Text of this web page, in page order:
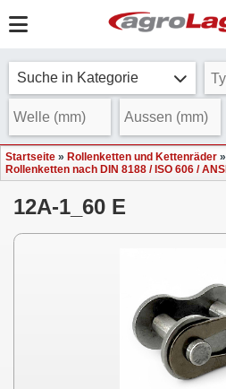
Suche in Kategorie
Startseite » Rollenketten und Kettenräder »
Rollenketten nach DIN 8188 / ISO 606 / ANSI
12A-1_60 E